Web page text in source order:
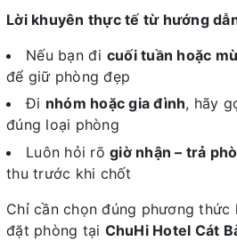
Lời khuyên thực tế từ hướng
Nếu bạn đi cuối tuần hoặc
để giữ phòng đẹp
Đi nhóm hoặc gia đình, hãy
đúng loại phòng
Luôn hỏi rõ giờ nhận – trả
thu trước khi chốt
Chỉ cần chọn đúng phương thức
đặt phòng tại ChuHi Hotel Cát